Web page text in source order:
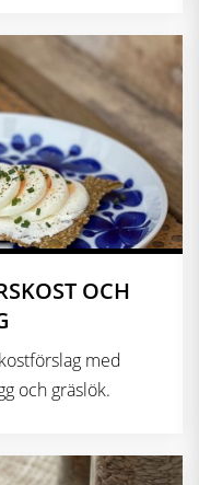
OCH
med
och gräslök.